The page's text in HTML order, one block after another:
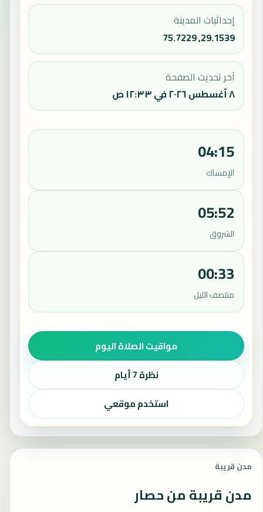
إحداثيات المدينة
29.1539, 75.7229
آخر تحديث الصفحة
٨ أغسطس ٢٠٢٦ في ١٢:٣٣ ص
04:15
الإمساك
05:52
الشروق
00:33
منتصف الليل
مواقيت الصلاة اليوم
نظرة 7 أيام
استخدم موقعي
مدن قريبة
مدن قريبة من حصار